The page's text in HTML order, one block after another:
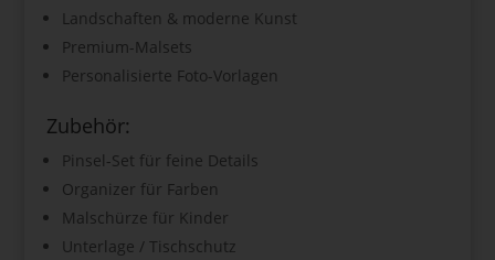
Landschaften & moderne Kunst
Premium-Malsets
Personalisierte Foto-Vorlagen
Zubehör:
Pinsel-Set für feine Details
Organizer für Farben
Malschürze für Kinder
Unterlage / Tischschutz